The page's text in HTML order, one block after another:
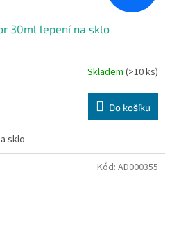
30ml lepení na sklo
Skladem (>10 ks)
Do košíku
sklo
Kód: AD000355